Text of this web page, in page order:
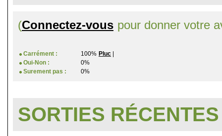
(Connectez-vous pour donner votre
Carrément : 100% Pluc
Oui-Non :
0%
Surement pas :
0%
SORTIES RÉCENTES